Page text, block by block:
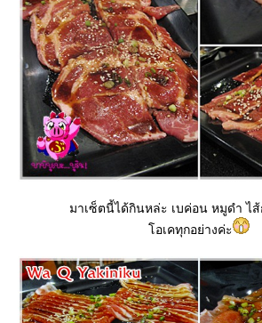
มาเซ็ตนี้ได้กินหล่ะ เบค่อน หมูดำ ไส้
อเคทุกอย่างค่ะ